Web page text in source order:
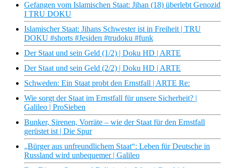
Gefangen vom Islamischen Staat: Jihan (18) überlebt Genozid
I TRU DOKU
Islamischer Staat: Jihans Schwester ist in Freiheit | TRU
DOKU #shorts #Jesiden #trudoku #funk
Der Staat und sein Geld (1/2) | Doku HD | ARTE
Der Staat und sein Geld (2/2) | Doku HD | ARTE
Schweden: Ein Staat probt den Ernstfall | ARTE Re:
Wie sorgt der Staat im Ernstfall für unsere Sicherheit? |
Galileo | ProSieben
Bunker, Sirenen, Vorräte – wie der Staat für den Ernstfall
gerüstet ist | Die Spur
„Bürger aus unfreundlichem Staat“: Leben für Deutsche in
Russland wird unbequemer | Galileo